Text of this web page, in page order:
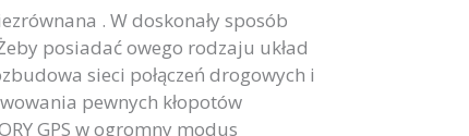
. W doskonały sposób
posiadać owego rodzaju układ
sieci połączeń drogowych i
pewnych kłopotów
GPS w ogromny modus